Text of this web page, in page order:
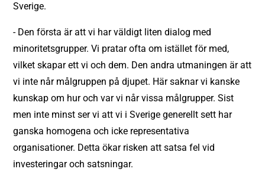
Sverige.
- Den första är att vi har väldigt liten dialog med
minoritetsgrupper. Vi pratar oftaom istället för med,
vilket skapar ett vi och dem. Den andra utmaningen är att
vi inte når målgruppen på djupet. Här saknar vi kanske
kunskap om hurochvarvi når vissa målgrupper. Sist
men inte minst ser vi att vi i Sverige generellt sett har
ganska homogena och icke representativa
organisationer. Detta ökar risken att satsa fel vid
investeringar och satsningar.